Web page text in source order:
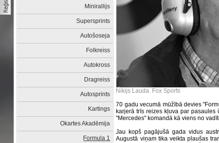
Minirallijs
Supersprints
Autošoseja
Folkreiss
Autokross
Dragreiss
Autosprints
Kartings
Okartes Akadēmija
Formula 1
Nikijs Lauda. Fox Sports
70 gadu vecumā mūžībā devies
karjerā trīs reizes kļuva par
"Mercedes" komandā kā viens no
Jau kopš pagājušā gada vidus
Augustā viņam tika veikta plaušas